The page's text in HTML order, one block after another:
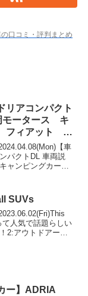
口コミ・評判まとめ
リアコンパクト
ータース キ
フィアット デ
いモーターホ
ウトはツインベ
ット
【車
パクトDL 車両説
ャンピングカー
って人気で話題
SUVs
人気で話題らしい
2:アウトドアー好
ー】ADRIA